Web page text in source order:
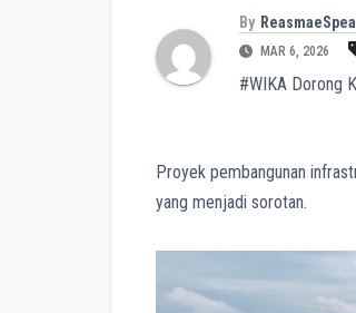
By
MAR 6, 2026
#WIKA Dorong
Proyek pembangunan
yang menjadi sorotan.